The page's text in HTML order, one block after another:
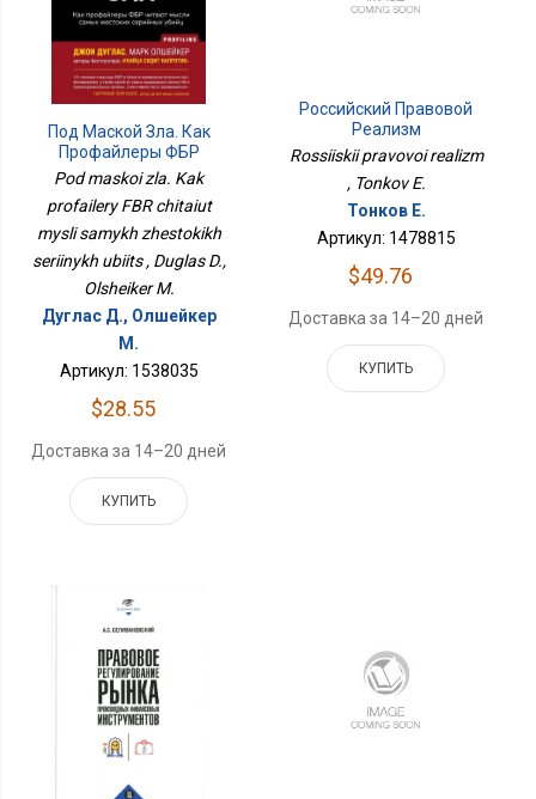
Под Маской Зла. Как
Профайлеры ФБР
Читают Мысли Самых
Убийц
Pod maskoi zla. Kak
profailery FBR chitaiut
mysli samykh zhestokikh
seriinykh ubiits , Duglas D.,
Olsheiker M.
Дуглас Д., Олшейкер
М.
Артикул: 1538035
$28.55
Доставка за 14–20 дней
КУПИТЬ
Российский Правовой
Реализм
Rossiiskii pravovoi realizm
, Tonkov E.
Тонков Е.
Артикул: 1478815
$49.76
Доставка за 14–20 дней
КУПИТЬ